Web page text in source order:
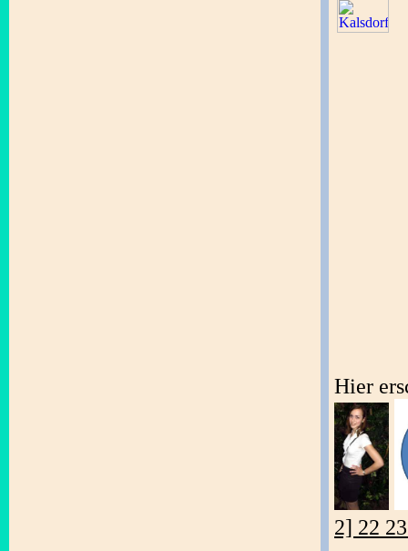
Hier
2] 22